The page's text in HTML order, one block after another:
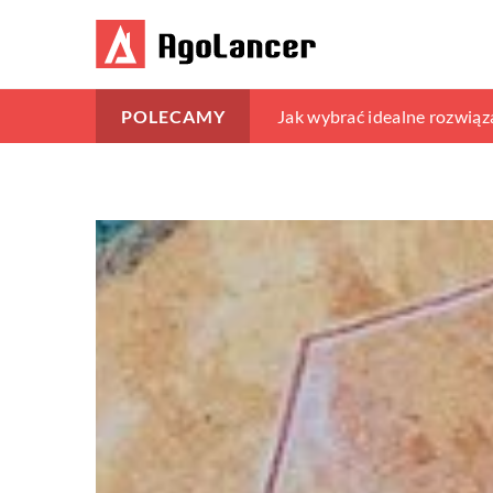
POLECAMY Jak wybrać idealne meble
Jak wybrać idealne
Jak Murale Mogą